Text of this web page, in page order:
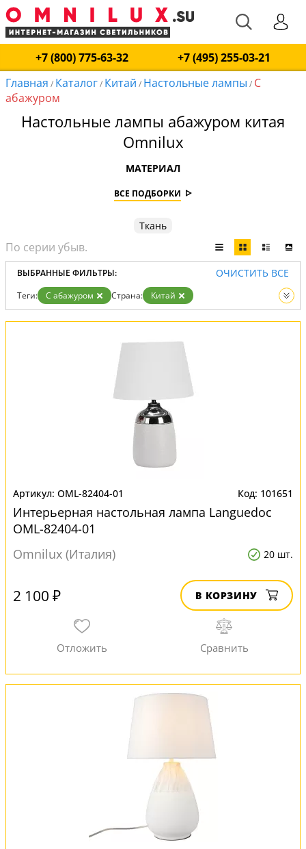
+7 (800) 775-63-32
+7 (495) 255-03-21
Главная / Каталог/ Китай / Настольные лампы / С
абажуром
Настольные лампы абажуром китая
Omnilux
МАТЕРИАЛ
ВСЕ ПОДБОРКИ
Ткань
ВЫБРАННЫЕ ФИЛЬТРЫ: ОЧИСТИТЬ ВСЕ
Теги: С абажуром Страна:
Китай
Вид:
Настольные лампы
OML-82404-01 101651
Интерьерная настольная лампа Languedoc
OML-82404-01
Omnilux (Италия)
20 шт.
2 100 ₽ В КОРЗИНУ